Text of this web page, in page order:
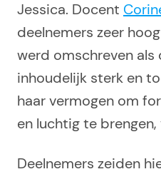
Jessica. Docent
deelnemers zeer
werd omschreven
inhoudelijk sterk en
haar vermogen om
en luchtig te brengen,
Deelnemers zeiden